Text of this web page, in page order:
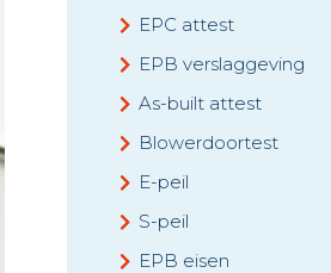
EPC attest
EPB verslaggeving
As-built attest
Blowerdoortest
E-peil
S-peil
EPB eisen